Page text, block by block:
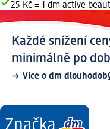
25 Kč = 1 dm active
Každé snížení
minimálně po
Více o dm